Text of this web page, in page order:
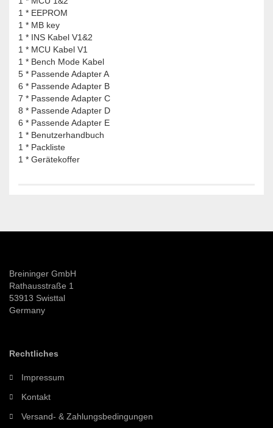
1 * EEPROM
1 * MB key
1 * INS Kabel V1&2
1 * MCU Kabel V1
1 * Bench Mode Kabel
5 * Passende Adapter A
6 * Passende Adapter B
7 * Passende Adapter C
8 * Passende Adapter D
6 * Passende Adapter E
1 * Benutzerhandbuch
1 * Packliste
1 * Gerätekoffer
Breininger GmbH
Rathausstraße 1
53913 Swisttal
Germany
Rechtliches
Impressum
Kontakt
Versand- & Zahlungsbedingungen